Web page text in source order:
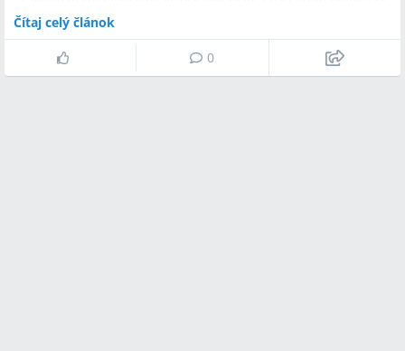
to jediné, čo ľutujú, je, že svoje ťaživé prežívanie nezačali riešiť skôr.
Aj po 4 rokoch fungovania projektu jasne vidíme, ako je osveta v
témach duševného zdravia čerstvých mám veľmi dôležitá.
Čítaj celý článok
0